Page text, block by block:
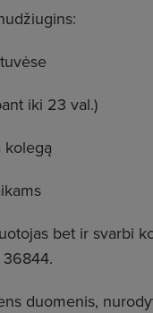
iki 23 val.)
bet ir svarbi
duomenis,